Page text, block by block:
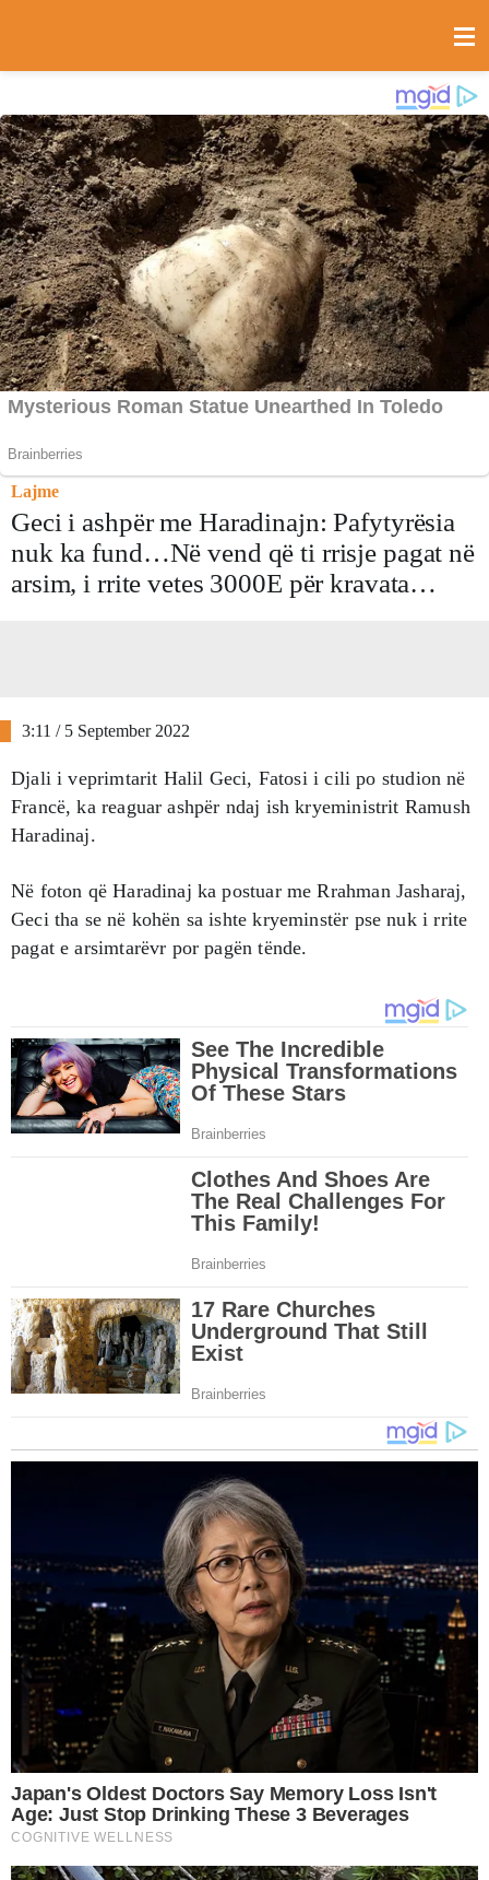
Lajme
Geci i ashpër me Haradinajn: Pafytyrësia
nuk ka fund…Në vend që ti rrisje pagat në
arsim, i rrite vetes 3000E për kravata…
3:11 / 5 September 2022
Djali i veprimtarit Halil Geci, Fatosi i cili po studion në
Francë, ka reaguar ashpër ndaj ish kryeministrit Ramush
Haradinaj.
Në foton që Haradinaj ka postuar me Rrahman Jasharaj,
Geci tha se në kohën sa ishte kryeminstër pse nuk i rrite
pagat e arsimtarëvr por pagën tënde.